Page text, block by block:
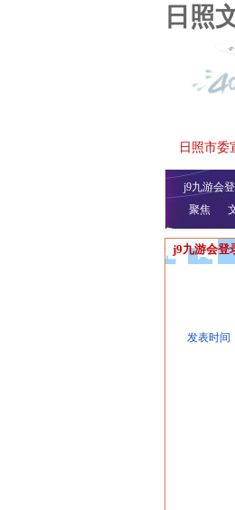
日照
日照市委
j9九游会
聚焦
j9九游会登
发表时间